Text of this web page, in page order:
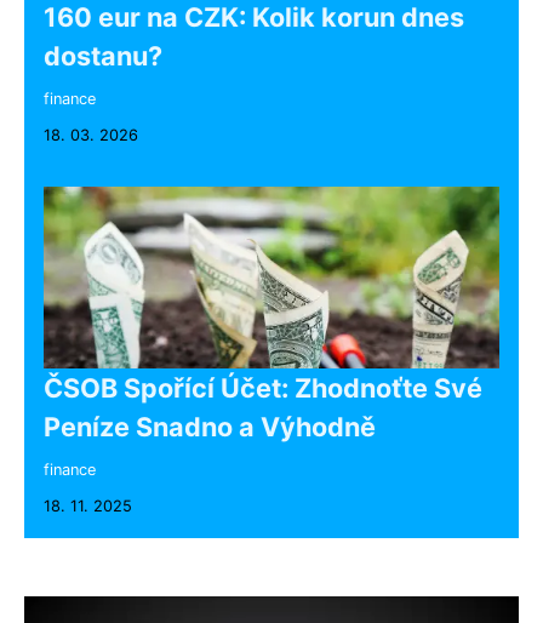
160 eur na CZK: Kolik korun dnes
dostanu?
finance
18. 03. 2026
ČSOB Spořící Účet: Zhodnoťte Své
Peníze Snadno a Výhodně
finance
18. 11. 2025